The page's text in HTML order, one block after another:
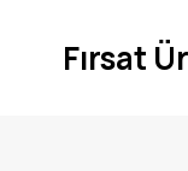
Fırsat